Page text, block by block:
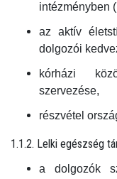
intézményben
az aktív
dolgozói
kórházi
szervezése,
részvétel
1.1.2. Lelki egészség
a dolgozók